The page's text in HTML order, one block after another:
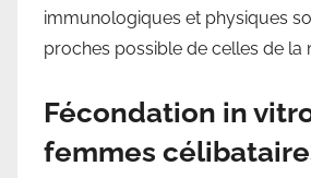
immunologiques et physiques
proches possible de celles de la
Fécondation in
femmes